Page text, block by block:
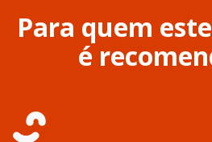
Para quem
é